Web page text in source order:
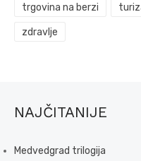
trgovina na berzi
zdravlje
NAJČITANIJE
Medvedgrad trilogija